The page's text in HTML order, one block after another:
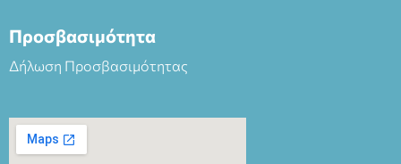
Προσβασιμότητα
Δήλωση Προσβασιμότητας